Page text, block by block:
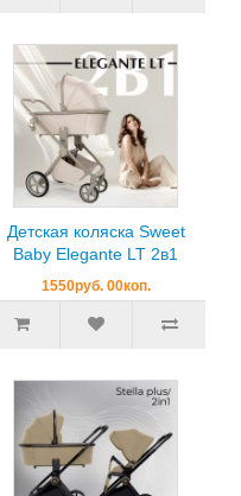
Детская коляска Sweet
Baby Elegante LT 2в1
1550руб. 00коп.